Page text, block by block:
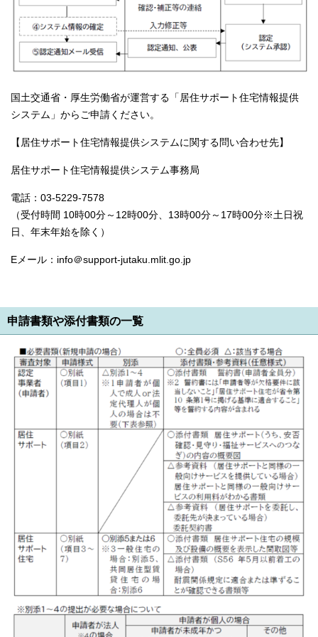
国土交通省・厚生労働省が運営する「居住サポート住宅情報提供
システム」からご申請ください。
【居住サポート住宅情報提供システムに関する問い合わせ先】
居住サポート住宅情報提供システム事務局
電話：03-5229-7578
（受付時間 10時00分～12時00分、13時00分～17時00分※土日祝
日、年末年始を除く）
Eメール：info＠support-jutaku.mlit.go.jp
申請書類や添付書類の一覧